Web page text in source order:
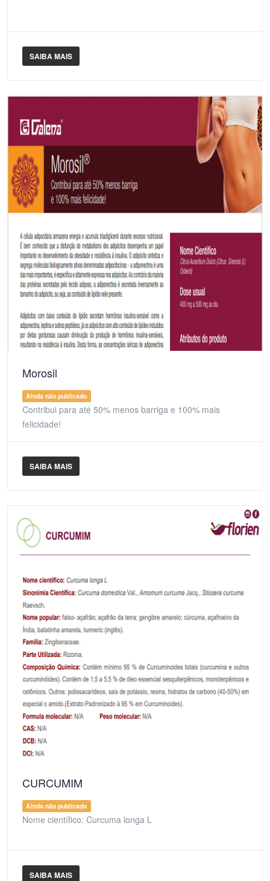
SAIBA MAIS
Morosil
Ainda não publicado
Contribui para até 50% menos barriga e 100% mais
felicidade!
SAIBA MAIS
CURCUMIM
Ainda não publicado
Nome científico: Curcuma longa L
SAIBA MAIS